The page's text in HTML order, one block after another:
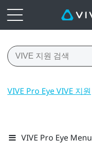
VIVE Pro Eye VIVE 지원
VIVE Pro Eye Menu